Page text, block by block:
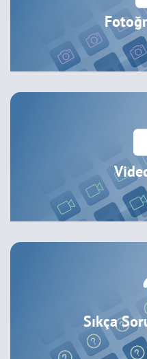
Sıkça